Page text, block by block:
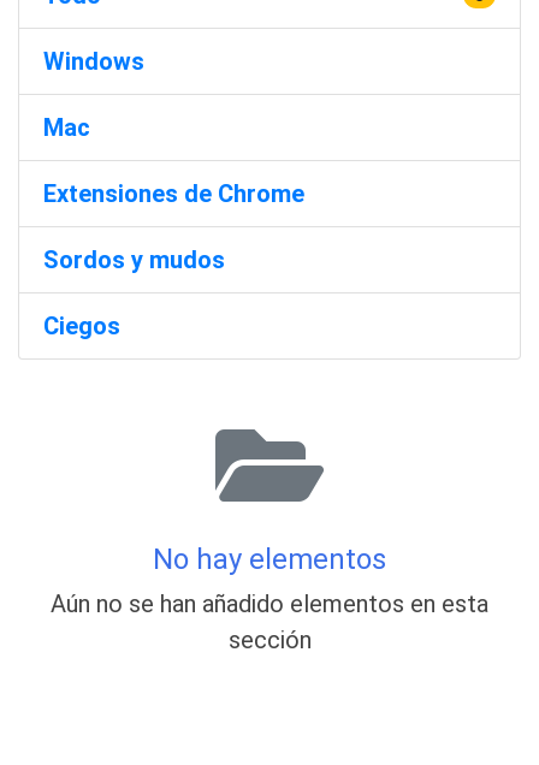
Windows
Mac
Extensiones de Chrome
Sordos y mudos
Ciegos
No hay elementos
Aún no se han añadido elementos en esta
sección